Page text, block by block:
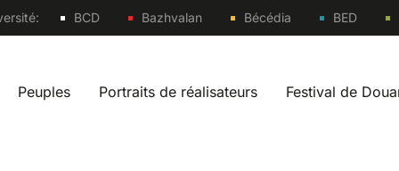
Sites
BCD Bazhvalan Bécédia BED
fr
Peuples Portraits de réalisateurs Festival de